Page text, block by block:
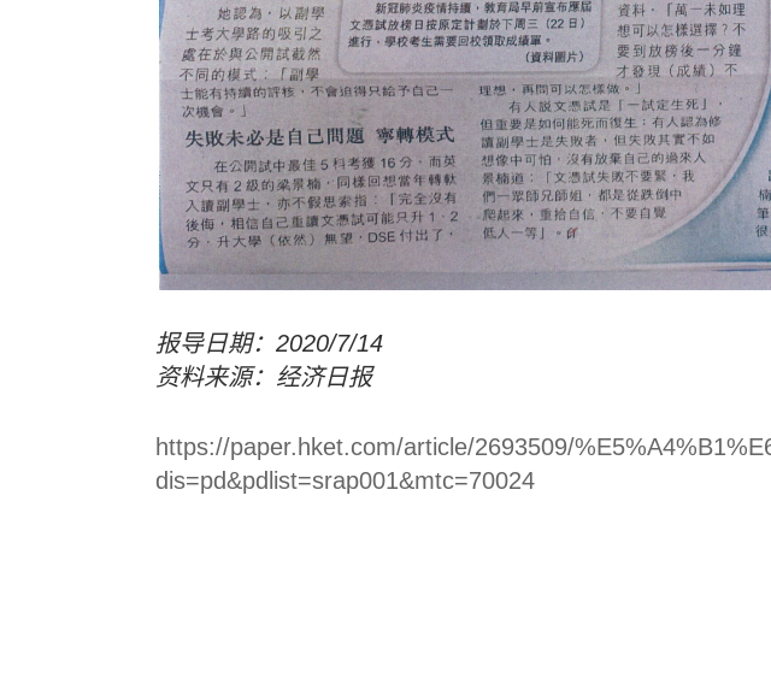
报导日期：2020/7/14
资料来源：经济日报
https://paper.hket.com/article/2693509/
dis=pd&pdlist=srap001&mtc=70024